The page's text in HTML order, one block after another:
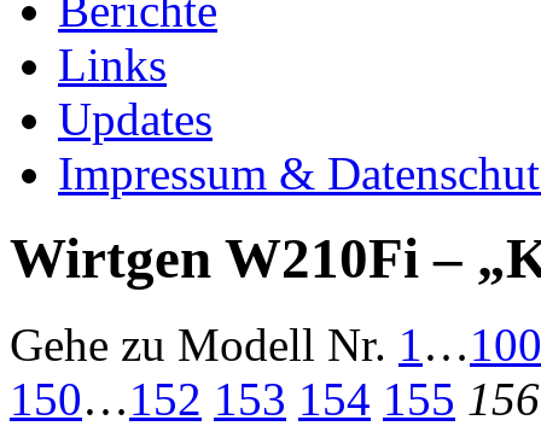
Links
Updates
Impressum &
Wirtgen W210Fi –
Gehe zu Modell Nr. 1…100
150…152 153 154 155 156